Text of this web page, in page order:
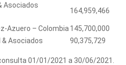
Asociados
164,959,466
Azuero – Colombia 145,700,000
& Asociados 90,375,729
01/01/2021 a 30/06/2021.